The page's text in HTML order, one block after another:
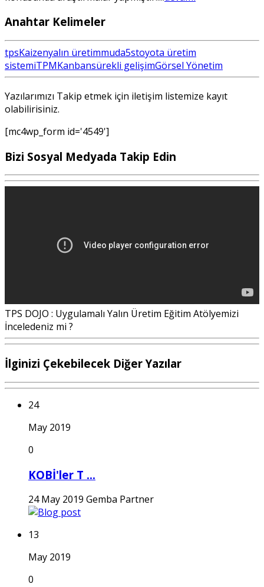
Anahtar Kelimeler
tpsKaizenyalın üretimmuda5stoyota üretim
sistemiTPMKanbansürekli gelişimGörsel Yönetim
Yazılarımızı Takip etmek için iletişim listemize kayıt
olabilirisiniz.
[mc4wp_form id='4549']
Bizi Sosyal Medyada Takip Edin
TPS DOJO : Uygulamalı Yalın Üretim Eğitim Atölyemizi
İnceledeniz mi ?
İlginizi Çekebilecek Diğer Yazılar
24
May 2019
0
KOBİ'ler T ...
24 May 2019 Gemba Partner
13
May 2019
0